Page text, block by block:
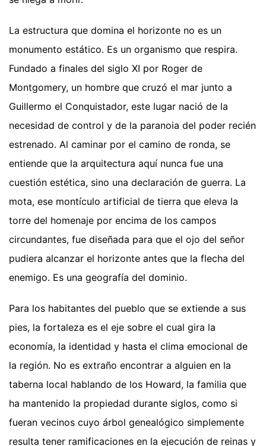
La estructura que domina el horizonte no es un
monumento estático. Es un organismo que respira.
Fundado a finales del siglo XI por Roger de
Montgomery, un hombre que cruzó el mar junto a
Guillermo el Conquistador, este lugar nació de la
necesidad de control y de la paranoia del poder recién
estrenado. Al caminar por el camino de ronda, se
entiende que la arquitectura aquí nunca fue una
cuestión estética, sino una declaración de guerra. La
mota, ese montículo artificial de tierra que eleva la
torre del homenaje por encima de los campos
circundantes, fue diseñada para que el ojo del señor
pudiera alcanzar el horizonte antes que la flecha del
enemigo. Es una geografía del dominio.
Para los habitantes del pueblo que se extiende a sus
pies, la fortaleza es el eje sobre el cual gira la
economía, la identidad y hasta el clima emocional de
la región. No es extraño encontrar a alguien en la
taberna local hablando de los Howard, la familia que
ha mantenido la propiedad durante siglos, como si
fueran vecinos cuyo árbol genealógico simplemente
resulta tener ramificaciones en la ejecución de reinas y